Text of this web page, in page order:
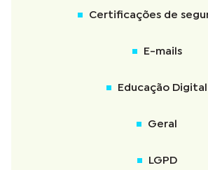
Certificações de
E-mails
Educação Digital
Geral
LGPD